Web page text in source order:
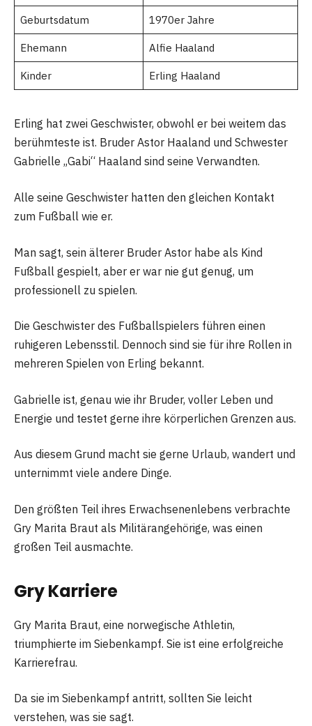
Geburtsdatum 1970er Jahre
Ehemann Alfie Haaland
Kinder Erling Haaland
Erling hat zwei Geschwister, obwohl er bei weitem das
berühmteste ist. Bruder Astor Haaland und Schwester
Gabrielle „Gabi“ Haaland sind seine Verwandten.
Alle seine Geschwister hatten den gleichen Kontakt
zum Fußball wie er.
Man sagt, sein älterer Bruder Astor habe als Kind
Fußball gespielt, aber er war nie gut genug, um
professionell zu spielen.
Die Geschwister des Fußballspielers führen einen
ruhigeren Lebensstil. Dennoch sind sie für ihre Rollen in
mehreren Spielen von Erling bekannt.
Gabrielle ist, genau wie ihr Bruder, voller Leben und
Energie und testet gerne ihre körperlichen Grenzen aus.
Aus diesem Grund macht sie gerne Urlaub, wandert und
unternimmt viele andere Dinge.
Den größten Teil ihres Erwachsenenlebens verbrachte
Gry Marita Braut als Militärangehörige, was einen
großen Teil ausmachte.
Gry Karriere
Gry Marita Braut, eine norwegische Athletin,
triumphierte im Siebenkampf. Sie ist eine erfolgreiche
Karrierefrau.
Da sie im Siebenkampf antritt, sollten Sie leicht
verstehen, was sie sagt.